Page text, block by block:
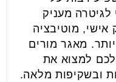
לגיטרה מעניק
מוטיבציה
מאגר מורים
למצוא את
ובשקיפות מלאה.